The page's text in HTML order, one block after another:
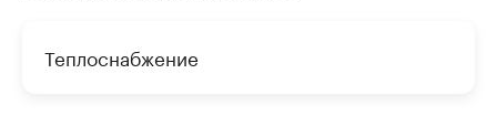
Теплоснабжение